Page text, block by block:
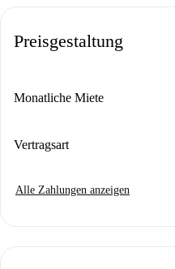
Preisgestaltung
Monatliche Miete
Vertragsart
Alle Zahlungen anzeigen